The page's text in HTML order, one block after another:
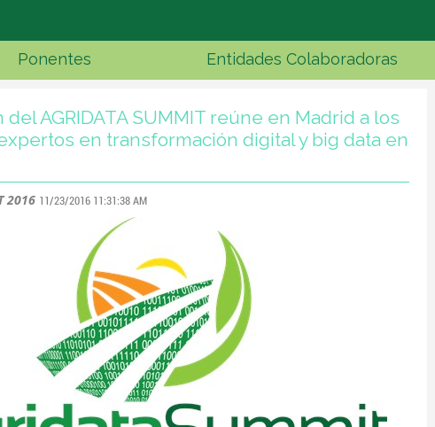
Ponentes Entidades Colaboradoras
del AGRIDATA SUMMIT reúne en Madrid a los
en transformación digital y big data en
2016 11/23/2016 11:31:38 AM